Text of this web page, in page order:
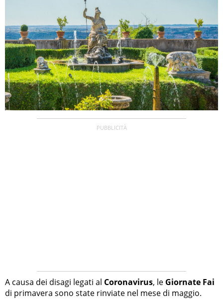
A causa dei disagi legati al Coronavirus, le Giornate Fai
di primavera sono state rinviate nel mese di maggio.